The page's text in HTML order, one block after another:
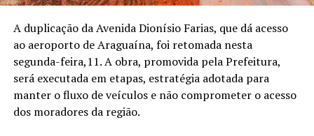
A duplicação da Avenida Dionísio Farias, que dá acesso
ao aeroporto de Araguaína, foi retomada nesta
segunda-feira,11. A obra, promovida pela Prefeitura,
será executada em etapas, estratégia adotada para
manter o fluxo de veículos e não comprometer o acesso
dos moradores da região.